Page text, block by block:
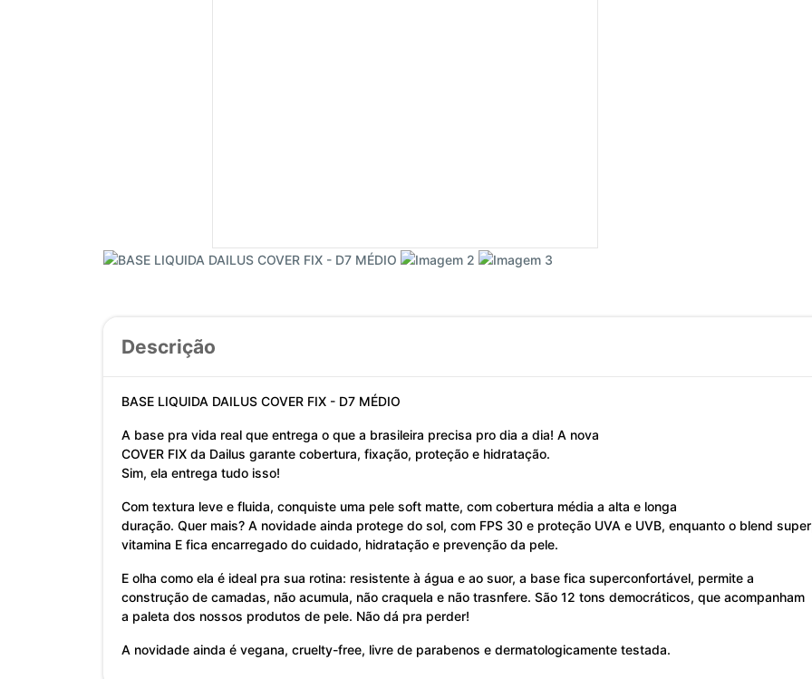
Descrição
BASE LIQUIDA DAILUS COVER FIX - D7 MÉDIO
A base pra vida real que entrega o que a brasileira precisa pro dia a dia! A nova
COVER FIX da Dailus garante cobertura, fixação, proteção e hidratação.
Sim, ela entrega tudo isso!
Com textura leve e fluida, conquiste uma pele soft matte, com cobertura média a alta e longa
duração. Quer mais? A novidade ainda protege do sol, com FPS 30 e proteção UVA e UVB, enquanto o blend
vitamina E fica encarregado do cuidado, hidratação e prevenção da pele.
E olha como ela é ideal pra sua rotina: resistente à água e ao suor, a base fica superconfortável, permite a
construção de camadas, não acumula, não craquela e não trasnfere. São 12 tons democráticos, que acompanham
a paleta dos nossos produtos de pele. Não dá pra perder!
A novidade ainda é vegana, cruelty-free, livre de parabenos e dermatologicamente testada.